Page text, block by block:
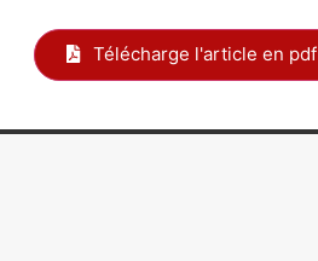
Télécharge l'article en pdf